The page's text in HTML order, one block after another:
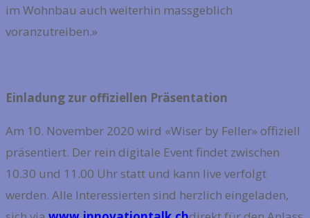
im Wohnbau auch weiterhin massgeblich
voranzutreiben.»
Einladung zur offiziellen Präsentation
Am 10. November 2020 wird «Wiser by Feller» offiziell
präsentiert. Der rein digitale Event findet zwischen
10.30 und 11.00 Uhr statt und kann live verfolgt
werden. Alle Interessierten sind herzlich eingeladen,